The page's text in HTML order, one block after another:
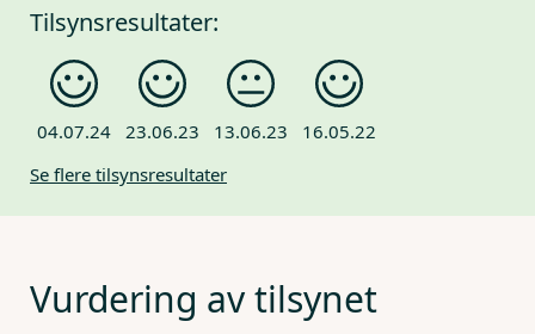
Tilsynsresultater:
04.07.24 23.06.23 13.06.23
16.05.22
Se flere tilsynsresultater
Vurdering av tilsynet